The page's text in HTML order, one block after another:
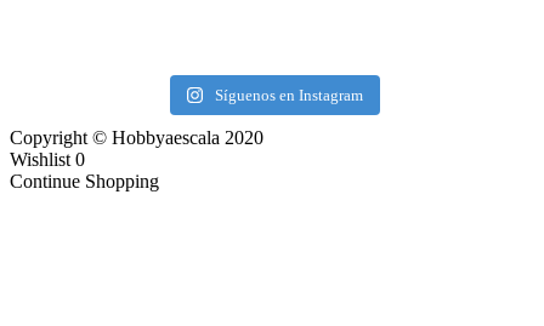
Síguenos en Instagram
Copyright © Hobbyaescala 2020
Wishlist 0
Continue Shopping